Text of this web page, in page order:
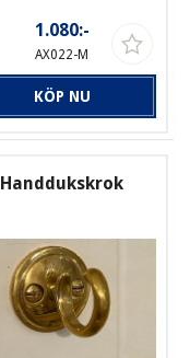
1.080:-
AX022-M
KÖP NU
Handdukskrok